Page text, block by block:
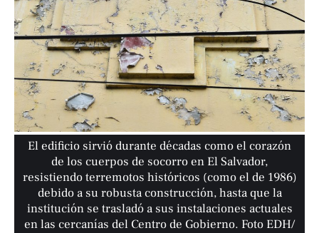
El edificio sirvió durante décadas como el corazón
de los cuerpos de socorro en El Salvador,
resistiendo terremotos históricos (como el de 1986)
debido a su robusta construcción, hasta que la
institución se trasladó a sus instalaciones actuales
en las cercanías del Centro de Gobierno. Foto EDH/